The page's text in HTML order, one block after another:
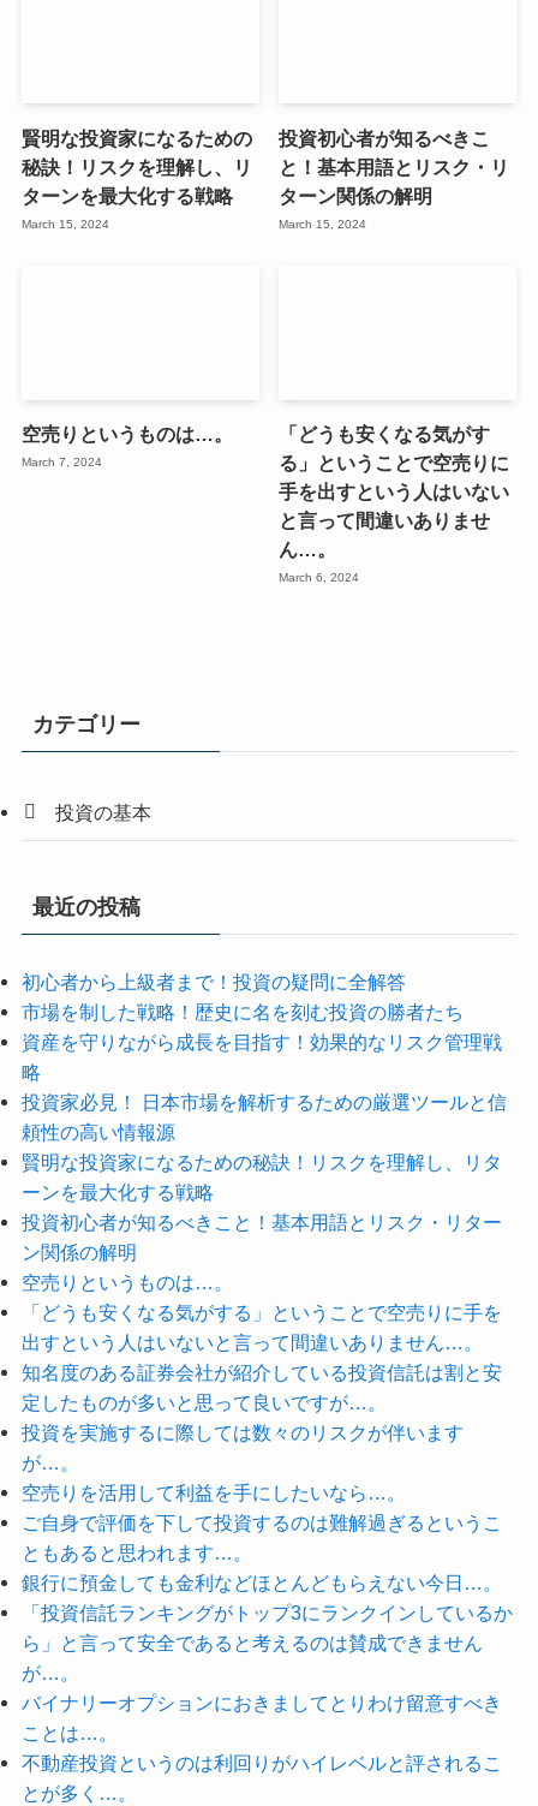
賢明な投資家になるための
秘訣！リスクを理解し、リ
ターンを最大化する戦略
March 15, 2024
投資初心者が知るべきこ
と！基本用語とリスク・リ
ターン関係の解明
March 15, 2024
空売りというものは…。
March 7, 2024
「どうも安くなる気がす
る」ということで空売りに
手を出すという人はいない
と言って間違いありませ
ん…。
March 6, 2024
カテゴリー
投資の基本
最近の投稿
初心者から上級者まで！投資の疑問に全解答
市場を制した戦略！歴史に名を刻む投資の勝者たち
資産を守りながら成長を目指す！効果的なリスク管理戦
略
投資家必見！ 日本市場を解析するための厳選ツールと信
頼性の高い情報源
賢明な投資家になるための秘訣！リスクを理解し、リタ
ーンを最大化する戦略
投資初心者が知るべきこと！基本用語とリスク・リター
ン関係の解明
空売りというものは…。
「どうも安くなる気がする」ということで空売りに手を
出すという人はいないと言って間違いありません…。
知名度のある証券会社が紹介している投資信託は割と安
定したものが多いと思って良いですが…。
投資を実施するに際しては数々のリスクが伴います
が…。
空売りを活用して利益を手にしたいなら…。
ご自身で評価を下して投資するのは難解過ぎるというこ
ともあると思われます…。
銀行に預金しても金利などほとんどもらえない今日…。
「投資信託ランキングがトップ3にランクインしているか
ら」と言って安全であると考えるのは賛成できません
が…。
バイナリーオプションにおきましてとりわけ留意すべき
ことは…。
不動産投資というのは利回りがハイレベルと評されるこ
とが多く…。